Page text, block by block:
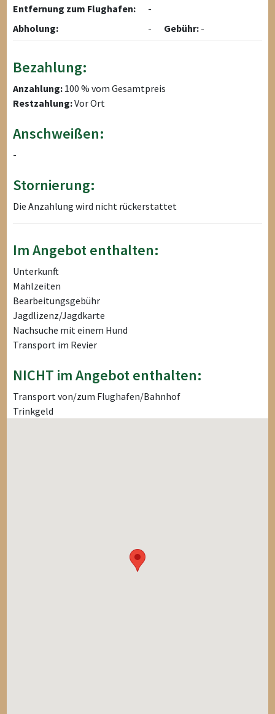
Entfernung zum Flughafen:
-
Abholung:
- Gebühr: -
Bezahlung:
Anzahlung: 100 % vom Gesamtpreis
Restzahlung:Vor Ort
Anschweißen:
-
Stornierung:
Die Anzahlung wird nicht rückerstattet
Im Angebot enthalten:
Unterkunft
Mahlzeiten
Bearbeitungsgebühr
Jagdlizenz/Jagdkarte
Nachsuche mit einem Hund
Transport im Revier
NICHT im Angebot enthalten:
Transport von/zum Flughafen/Bahnhof
Trinkgeld